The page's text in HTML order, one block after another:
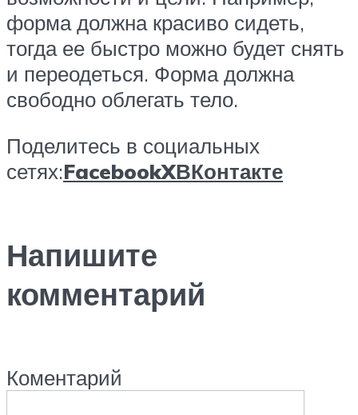
форма должна красиво сидеть,
тогда ее быстро можно будет снять
и переодеться. Форма должна
свободно облегать тело.
Поделитесь в социальных
сетях:FacebookXВКонтакте
Напишите
комментарий
Коментарий